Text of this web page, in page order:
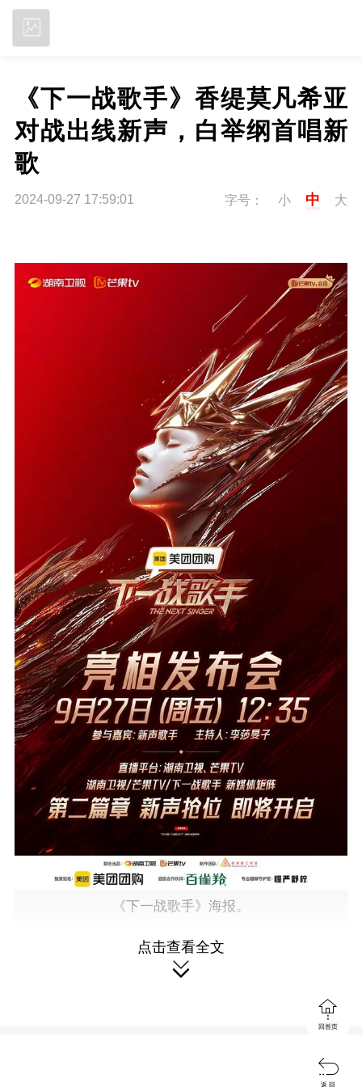
《下一战歌手》香缇莫凡希亚
对战出线新声，白举纲首唱新
歌
2024-09-27 17:59:01 字号： 小 中 大
《下一战歌手》海报。
红网时刻新闻9月27日讯
弋）9月27日，由湖南卫视、芒果TV共
同制作的全开麦直播音乐竞演节目《下
一战歌手》，今晚将展开第二赛段抢位
点击查看全文


回首页

返 回